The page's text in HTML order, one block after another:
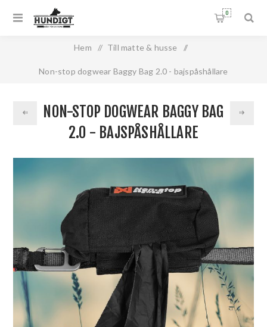
0
Hem / Till matte & husse /
Non-stop dogwear Baggy Bag 2.0 - bajspåshållare
NON-STOP DOGWEAR BAGGY BAG
2.0 - BAJSPÅSHÅLLARE